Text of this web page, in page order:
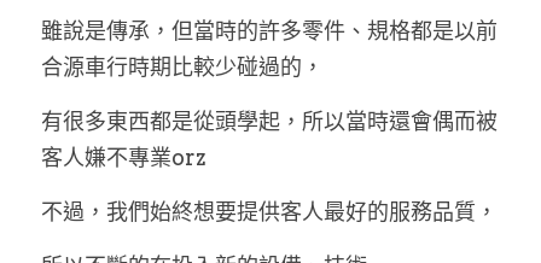
雖說是傳承，但當時的許多零件、規格都是以前
合源車行時期比較少碰過的，
有很多東西都是從頭學起，所以當時還會偶而被
客人嫌不專業orz
不過，我們始終想要提供客人最好的服務品質，